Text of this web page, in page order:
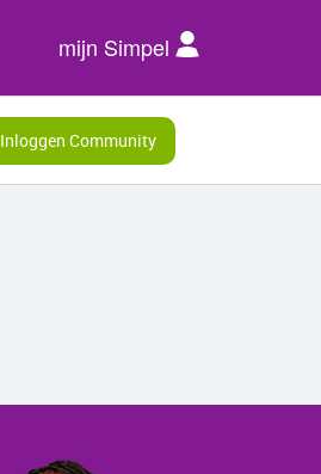
mijn Simpel
Inloggen Community